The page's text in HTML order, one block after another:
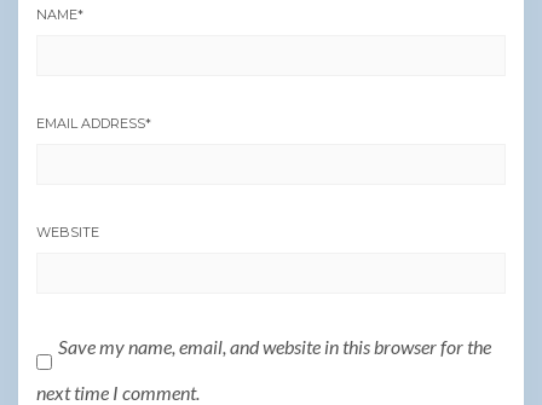
NAME*
EMAIL ADDRESS*
WEBSITE
Save my name, email, and website in this browser for the
next time I comment.